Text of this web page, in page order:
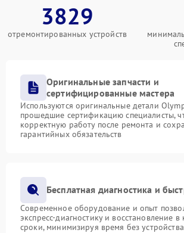
3829
отремонтированных устройств
Оригинальные запчасти и
сертифицированные мастера
Используются оригинальные детали
прошедшие сертификацию специалисты,
корректную работу после ремонта и
гарантийных обязательств
Бесплатная диагностика и
Современное оборудование и опыт
экспресс-диагностику и восстановление
сроки, минимизируя время без устройства